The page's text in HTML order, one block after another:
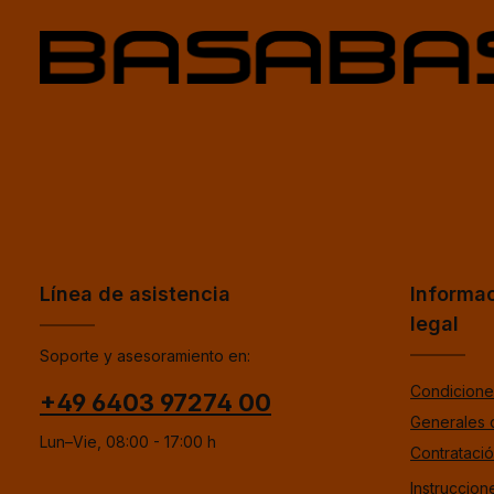
Línea de asistencia
Soporte y asesoramiento en:
+49 6403 97274 00
Lun–Vie, 08:00 - 17:00 h
legal
Generales